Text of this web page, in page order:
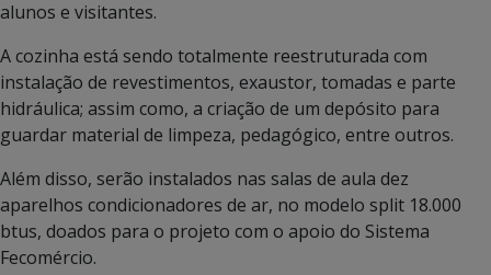
alunos e visitantes.
A cozinha está sendo totalmente reestruturada com
instalação de revestimentos, exaustor, tomadas e parte
hidráulica; assim como, a criação de um depósito para
guardar material de limpeza, pedagógico, entre outros.
Além disso, serão instalados nas salas de aula dez
aparelhos condicionadores de ar, no modelo split 18.000
btus, doados para o projeto com o apoio do Sistema
Fecomércio.